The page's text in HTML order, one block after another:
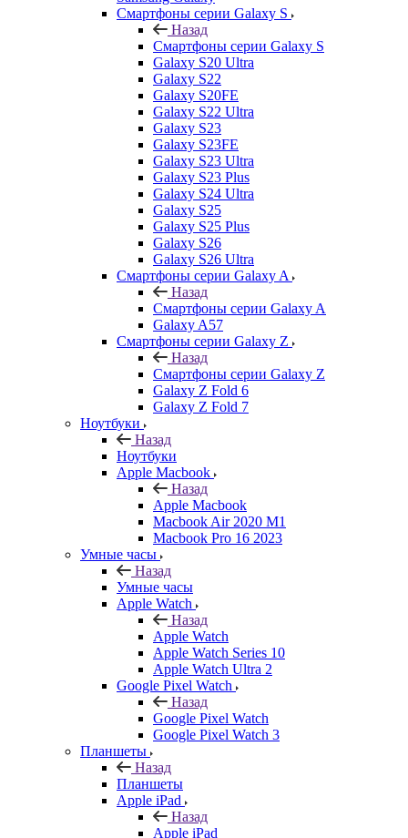
Смартфоны серии Galaxy S
Назад
Смартфоны серии Galaxy S
Galaxy S20 Ultra
Galaxy S22
Galaxy S20FE
Galaxy S22 Ultra
Galaxy S23
Galaxy S23FE
Galaxy S23 Ultra
Galaxy S23 Plus
Galaxy S24 Ultra
Galaxy S25
Galaxy S25 Plus
Galaxy S26
Galaxy S26 Ultra
Смартфоны серии Galaxy A
Назад
Смартфоны серии Galaxy A
Galaxy A57
Смартфоны серии Galaxy Z
Назад
Смартфоны серии Galaxy Z
Galaxy Z Fold 6
Galaxy Z Fold 7
Ноутбуки
Назад
Ноутбуки
Apple Macbook
Назад
Apple Macbook
Macbook Air 2020 M1
Macbook Pro 16 2023
Умные часы
Назад
Умные часы
Apple Watch
Назад
Apple Watch
Apple Watch Series 10
Apple Watch Ultra 2
Google Pixel Watch
Назад
Google Pixel Watch
Google Pixel Watch 3
Планшеты
Назад
Планшеты
Apple iPad
Назад
Apple iPad